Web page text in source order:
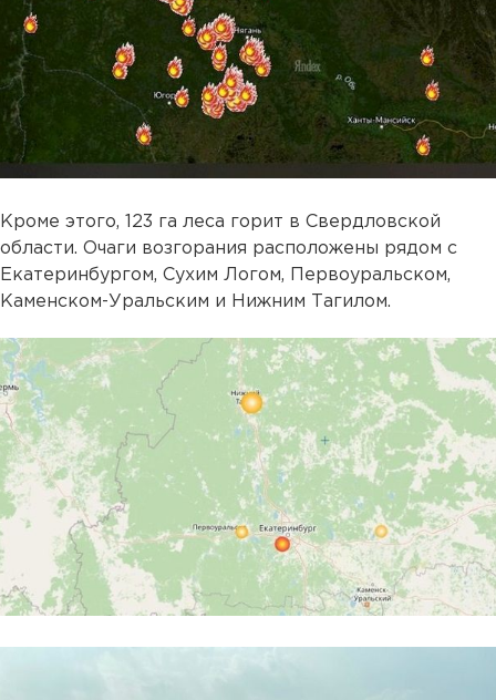
Кроме этого, 123 га леса горит в Свердловской
области. Очаги возгорания расположены рядом с
Екатеринбургом, Сухим Логом, Первоуральском,
Каменском-Уральским и Нижним Тагилом.